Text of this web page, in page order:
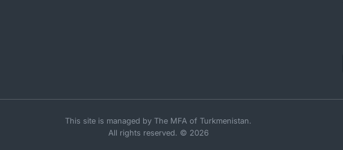
This site is managed by The MFA of Turkmenistan.
All rights reserved. © 2026